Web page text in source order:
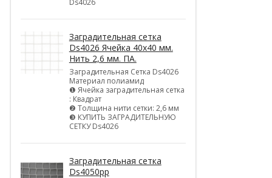
Ds4026
Заградительная сетка
Ds4026 Ячейка 40х40 мм.
Нить 2,6 мм. ПА.
Заградительная Сетка Ds4026
Материал полиамид
❶ Ячейка заградительная сетка
: Квадрат
❷ Толщина нити сетки: 2,6 мм
❸ КУПИТЬ ЗАГРАДИТЕЛЬНУЮ
СЕТКУ Ds4026
Заградительная сетка
Ds4050pp